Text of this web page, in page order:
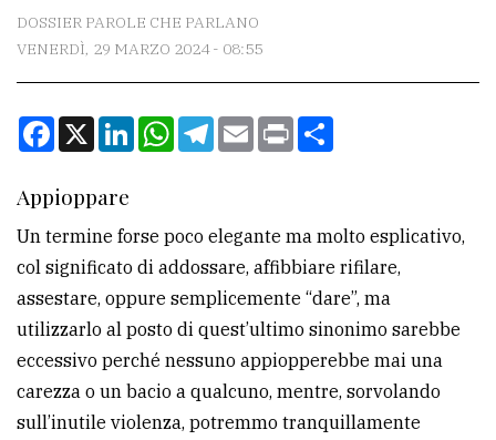
CONTATTI
Scrivici
la
tua
pubblicità
CERCA
Cerca
per
DOSSIER PAROLE CHE PARLANO
VENERDÌ, 29 MARZO 2024 - 08:55
Facebook
X LinkedInWhatsApp
Telegram
EmailPrint
Appioppare
Un termine forse poco elegante ma molto esplicativo,
col significato di addossare, affibbiare rifilare,
assestare, oppure semplicemente “dare”, ma
utilizzarlo al posto di quest’ultimo sinonimo sarebbe
eccessivo perché nessuno appiopperebbe mai una
carezza o un bacio a qualcuno, mentre, sorvolando
sull’inutile violenza, potremmo tranquillamente